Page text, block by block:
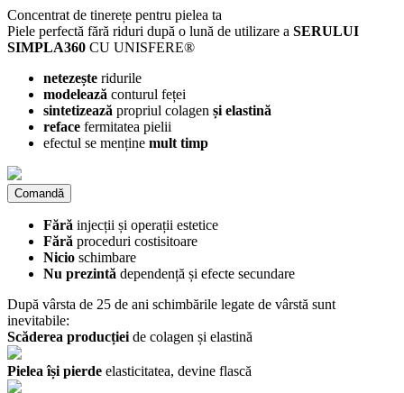
Concentrat de tinerețe pentru pielea ta
Piele perfectă fără riduri după o lună de utilizare a SERULUI
SIMPLA360 CU UNISFERE®
netezește ridurile
modelează conturul feței
sintetizează propriul colagen și elastină
reface fermitatea pielii
efectul se menține mult timp
Comandă
Fără injecții și operații estetice
Fără proceduri costisitoare
Nicio schimbare
Nu prezintă dependență și efecte secundare
După vârsta de 25 de ani schimbările legate de vârstă sunt
inevitabile:
Scăderea producției de colagen și elastină
Pielea își pierde elasticitatea, devine flască